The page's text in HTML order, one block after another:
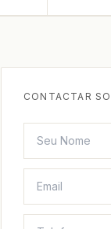
CONTACTAR